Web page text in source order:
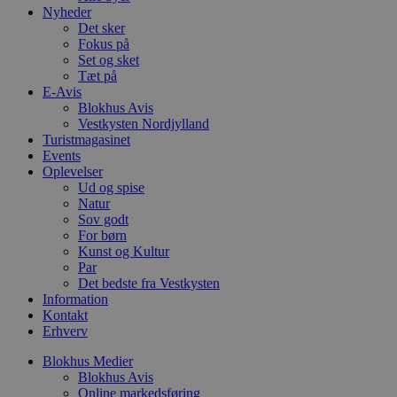
Nyheder
Det sker
Fokus på
Set og sket
Tæt på
E-Avis
Blokhus Avis
Vestkysten Nordjylland
Turistmagasinet
Events
Oplevelser
Ud og spise
Natur
Sov godt
For børn
Kunst og Kultur
Par
Det bedste fra Vestkysten
Information
Kontakt
Erhverv
Blokhus Medier
Blokhus Avis
Online markedsføring
PHPSESSID
CookieScriptConsent